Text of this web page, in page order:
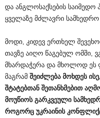
და ანგლოსაქსების საიმედო
ყველაზე მძლავრი სამხედრო
მოდი, კიდევ ერთხელ
თავზე აიღო წაგებულ ომში,
მხარდაჭერა და მხოლოდ ეს
მაგრამ შეიძლება მოხდეს ისე,
შტატებთან შეთანხმებით
მოუწიოს გარკვეული
როგორც უკრაინის